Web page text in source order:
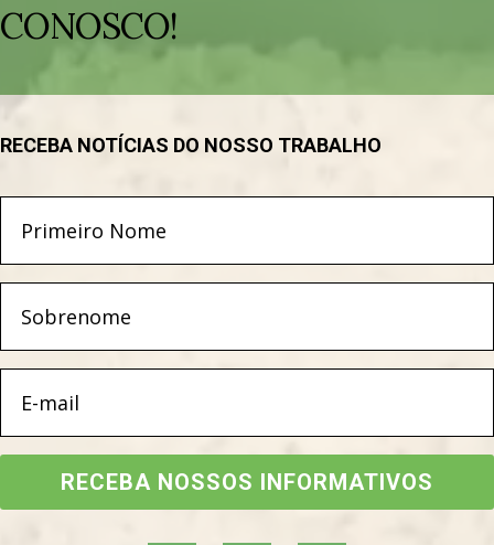
CONOSCO!
RECEBA NOTÍCIAS DO NOSSO TRABALHO
RECEBA NOSSOS INFORMATIVOS